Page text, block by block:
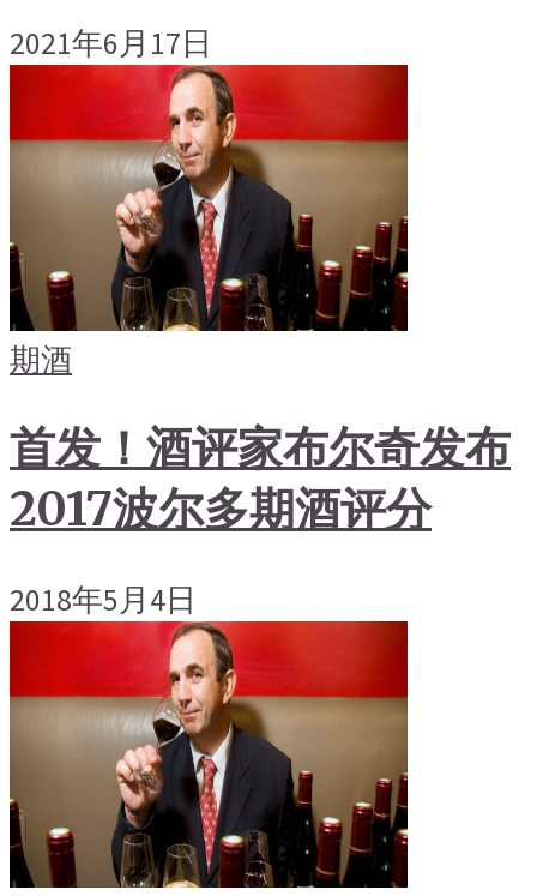
2021年6月17日
期酒
首发！酒评家布尔奇发布
2017波尔多期酒评分
2018年5月4日